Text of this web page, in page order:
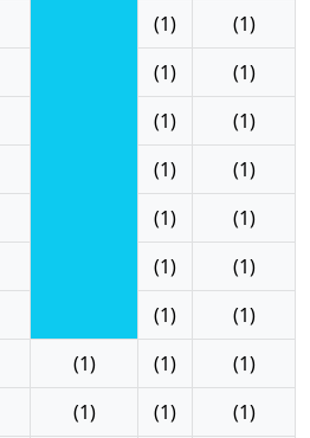
(1)
(1)
(1)
(1)
(1)
(1)
(1)
(1)
(1)
(1)
(1)
(1)
(1)
(1)
(1) (1)
(1)
(1) (1)
(1)